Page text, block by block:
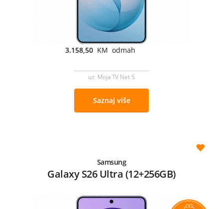
3.158,50 KM odmah
uz Moja TV Net S
Saznaj više
Samsung
Galaxy S26 Ultra (12+256GB)